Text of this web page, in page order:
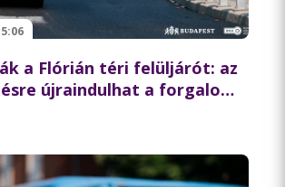
a Flórián téri felüljárót: az
újraindulhat a forgalom